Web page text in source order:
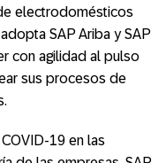
electrodomésticos
SAP Ariba y SAP
con agilidad al pulso
sus procesos de
19 en las